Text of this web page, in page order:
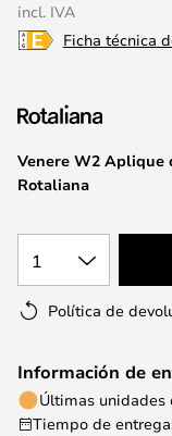
comienzo
de
de
imágenes
Venere W2 Aplique
Rotaliana
incl. IVA
Ficha técnica
1
Política de
Información de
Últimas unidades
Tiempo de